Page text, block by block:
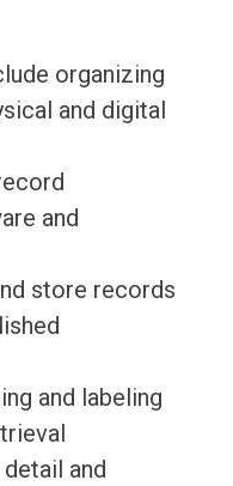
organizing
and digital
and
store records
and labeling
and